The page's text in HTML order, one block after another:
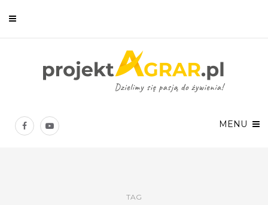
MENU
TAG
Chcesz być na bieżąco? Zostaw swój e-mail, a raz w tygodniu
prześlemy Ci nasze najlepsze artykuły!